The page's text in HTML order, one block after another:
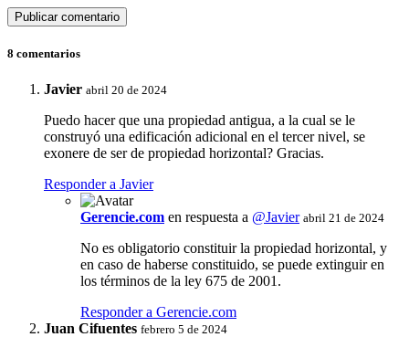
8 comentarios
Javier abril 20 de 2024
Puedo hacer que una propiedad antigua, a la cual se le
construyó una edificación adicional en el tercer nivel, se
exonere de ser de propiedad horizontal? Gracias.
Responder a Javier
Gerencie.com en respuesta a @Javier abril 21 de 2024
No es obligatorio constituir la propiedad horizontal, y
en caso de haberse constituido, se puede extinguir en
los términos de la ley 675 de 2001.
Responder a Gerencie.com
Juan Cifuentes febrero 5 de 2024